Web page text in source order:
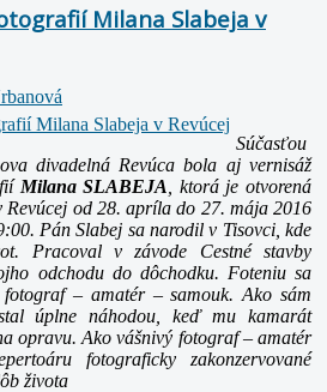
Milana Slabeja v
Súčasťou
divadelná Revúca bola aj vernisáž
Milana SLABEJA
, ktorá je otvorená
Revúcej od 28. apríla do 27. mája 2016
Pán Slabej sa narodil v Tisovci, kde
Pracoval v závode Cestné stavby
odchodu do dôchodku. Foteniu sa
– amatér – samouk. Ako sám
úplne náhodou, keď mu kamarát
opravu.Ako vášnivý fotograf – amatér
fotograficky zakonzervované
života